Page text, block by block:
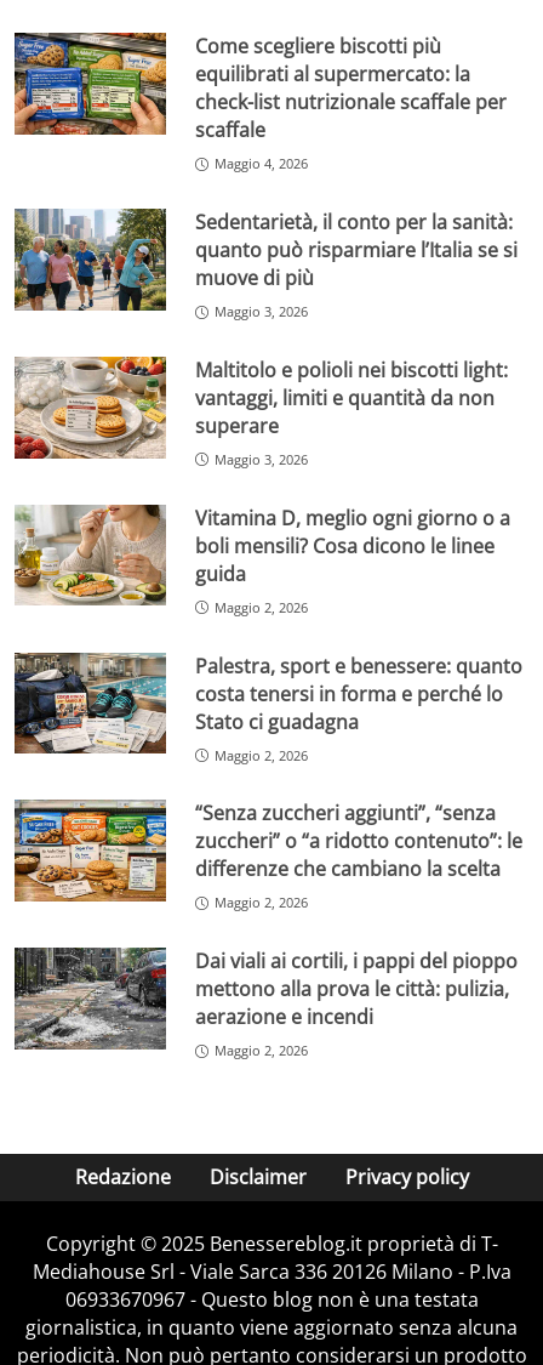
Come scegliere biscotti più
equilibrati al supermercato: la
check-list nutrizionale scaffale per
scaffale
Maggio 4, 2026
Sedentarietà, il conto per la sanità:
quanto può risparmiare l’Italia se si
muove di più
Maggio 3, 2026
Maltitolo e polioli nei biscotti light:
vantaggi, limiti e quantità da non
superare
Maggio 3, 2026
Vitamina D, meglio ogni giorno o a
boli mensili? Cosa dicono le linee
guida
Maggio 2, 2026
Palestra, sport e benessere: quanto
costa tenersi in forma e perché lo
Stato ci guadagna
Maggio 2, 2026
“Senza zuccheri aggiunti”, “senza
zuccheri” o “a ridotto contenuto”: le
differenze che cambiano la scelta
Maggio 2, 2026
Dai viali ai cortili, i pappi del pioppo
mettono alla prova le città: pulizia,
aerazione e incendi
Maggio 2, 2026
Redazione Disclaimer Privacy policy
Copyright © 2025 Benessereblog.it proprietà di T-
Mediahouse Srl - Viale Sarca 336 20126 Milano - P.Iva
06933670967 - Questo blog non è una testata
giornalistica, in quanto viene aggiornato senza alcuna
periodicità. Non può pertanto considerarsi un prodotto